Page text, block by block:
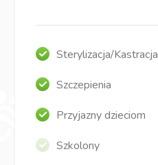
Sterylizacja/Kastracja
Szczepienia
Przyjazny dzieciom
Szkolony